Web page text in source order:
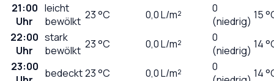
21:00
Uhr
leicht
bewölkt 23°C 0,0L/m²
0
(niedrig) 15
22:00
Uhr
stark
bewölkt 23°C 0,0L/m²
0
(niedrig) 14
23:00 bedeckt23°C 0,0L/m²
0
14